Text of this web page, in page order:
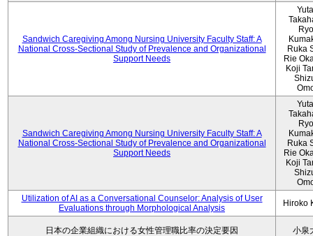
Sandwich Caregiving Among Nursing University Faculty Staff: A
National Cross-Sectional Study of Prevalence and Organizational
Support Needs
Ruka
Rie
Koji
Sandwich Caregiving Among Nursing University Faculty Staff: A
National Cross-Sectional Study of Prevalence and Organizational
Support Needs
Ruka
Rie
Koji
Utilization of AI as a Conversational Counselor: Analysis of User
Evaluations through Morphological Analysis
Hiroko
日本の企業組織における女性管理職比率の決定要因 小泉